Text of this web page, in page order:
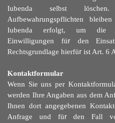
Iubenda selbst löschen.
Aufbewahrungspflichten
Iubenda erfolgt, um die
Einwilligungen fürden
Rechtsgrundlage hierfür ist Art. 6
Kontaktformular
Wenn Sie uns per
werden Ihre Angaben aus dem
Ihnen dort angegebenen
Anfrage und fürden Fall